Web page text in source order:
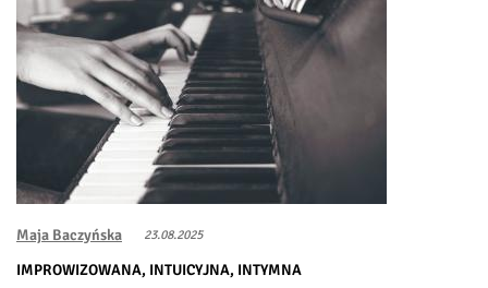
Maja Baczyńska 23.08.2025
IMPROWIZOWANA, INTUICYJNA, INTYMNA